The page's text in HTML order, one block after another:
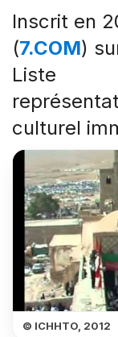
Inscrit en
(7.COM)
Liste
culturel
© ICHHTO, 2012